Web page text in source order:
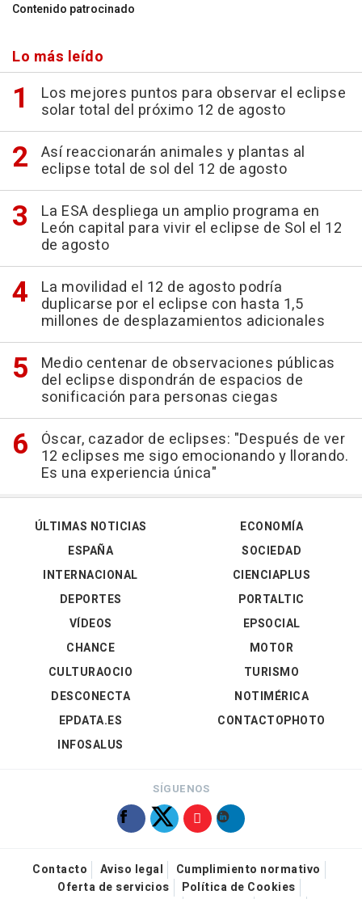
Contenido patrocinado
Lo más leído
Los mejores puntos para observar el eclipse
solar total del próximo 12 de agosto
Así reaccionarán animales y plantas al
eclipse total de sol del 12 de agosto
La ESA despliega un amplio programa en
León capital para vivir el eclipse de Sol el 12
de agosto
La movilidad el 12 de agosto podría
duplicarse por el eclipse con hasta 1,5
millones de desplazamientos adicionales
Medio centenar de observaciones públicas
del eclipse dispondrán de espacios de
sonificación para personas ciegas
Óscar, cazador de eclipses: "Después de ver
12 eclipses me sigo emocionando y llorando.
Es una experiencia única"
ÚLTIMAS NOTICIAS
ESPAÑA
INTERNACIONAL
DEPORTES
VÍDEOS
ECONOMÍA
SOCIEDAD
CIENCIAPLUS
PORTALTIC
EPSOCIAL
CHANCE
CULTURAOCIO
DESCONECTA
EPDATA.ES
INFOSALUS
MOTOR
TURISMO
NOTIMÉRICA
CONTACTOPHOTO
SÍGUENOS
Contacto Aviso legal
Cumplimiento normativo
Oferta de servicios
Política de Cookies